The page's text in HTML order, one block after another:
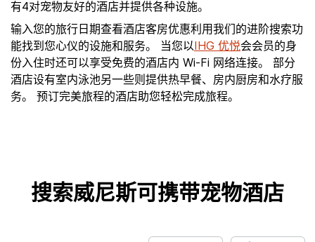
有4对宠物友好的酒店并提供各种设施。
输入您的旅行日期查看酒店客房优惠利用我们的进阶搜索功
能找到您心仪的设施和服务。 当您以IHG 优悦会会员的身
份入住时还可以享受免费的酒店内 Wi-Fi 网络连接。 部分
酒店设有室内泳池另一些则提供热早餐、房内厨房和水疗服
务。 预订完美旅程的酒店助您轻松完成旅程。
搜索威尼斯可携带宠物酒店